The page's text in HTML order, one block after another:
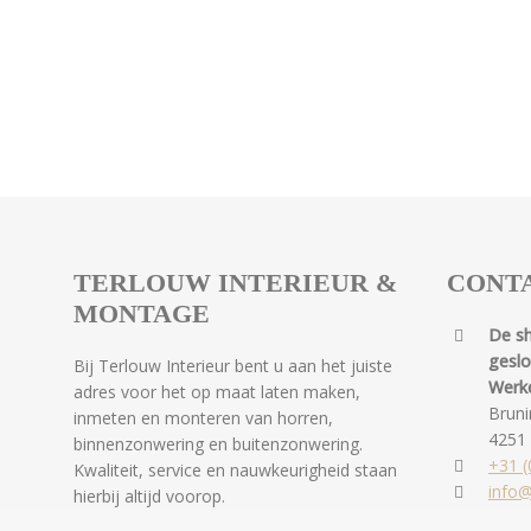
TERLOUW INTERIEUR &
MONTAGE
Bij Terlouw Interieur bent u aan het juiste
adres voor het op maat laten maken,
inmeten en monteren van horren,
binnenzonwering en buitenzonwering.
Kwaliteit, service en nauwkeurigheid staan
hierbij altijd voorop.
De
+31